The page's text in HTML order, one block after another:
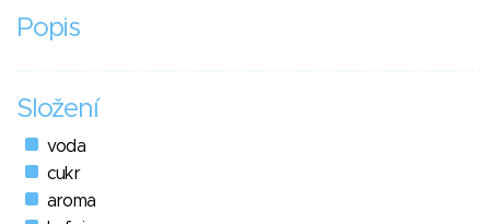
Popis
Složení
voda
cukr
aroma